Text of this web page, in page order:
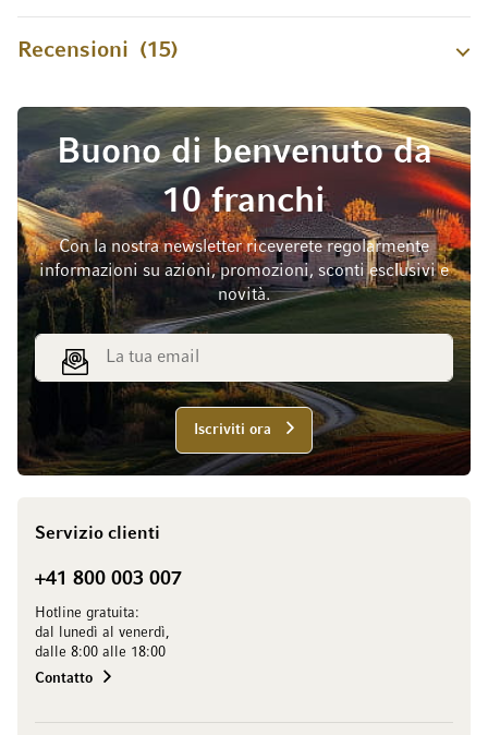
Recensioni 15
Buono di benvenuto da
10 franchi
Con la nostra newsletter riceverete regolarmente
informazioni su azioni, promozioni, sconti esclusivi e
novità.
Indirizzo email
Iscriviti ora
Servizio clienti
+41 800 003 007
Hotline gratuita:
dal lunedì al venerdì,
dalle 8:00 alle 18:00
Contatto